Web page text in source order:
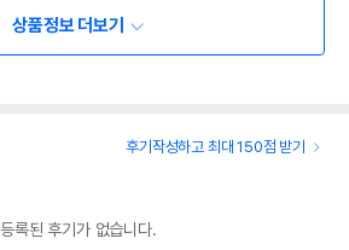
상품정보 더보기
후기작성하고 최대 150점 받기
등록된 후기가 없습니다.